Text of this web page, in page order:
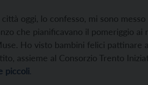
città oggi, lo confesso, mi sono
che pianificavano il pomeriggio
Ho visto bambini felici pattinare
assieme al Consorzio Trento
piccoli.